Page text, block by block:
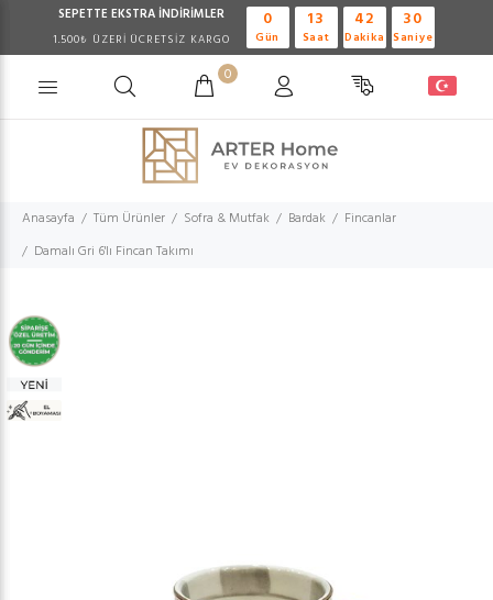
SEPETTE EKSTRA İNDİRİMLER
1.500₺ ÜZERİ ÜCRETSİZ KARGO
0
Gün
13
Saat
42
Dakika
29
Saniye
0
Anasayfa Tüm Ürünler Sofra & Mutfak Bardak
Fincanlar
Damalı Gri 6'lı Fincan Takımı